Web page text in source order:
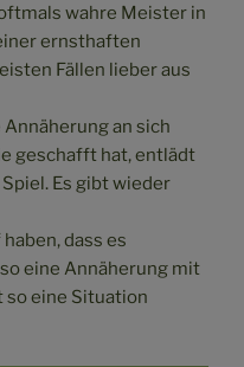
wahre Meister in
ernsthaften
Fällen lieber aus
an sich
geschafft hat, entlädt
Es gibt wieder
dass es
eine Annäherung mit
so eine Situation